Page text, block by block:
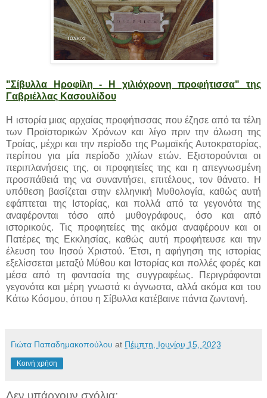
"Σίβυλλα Ηροφίλη - Η χιλιόχρονη προφήτισσα" της
Γαβριέλλας Κασουλίδου
Η ιστορία μιας αρχαίας προφήτισσας που έζησε από τα τέλη
των Προϊστορικών Χρόνων και λίγο πριν την άλωση της
Τροίας, μέχρι και την περίοδο της Ρωμαϊκής Αυτοκρατορίας,
περίπου για μία περίοδο χιλίων ετών. Εξιστορούνται οι
περιπλανήσεις της, οι προφητείες της και η απεγνωσμένη
προσπάθειά της να συναντήσει, επιτέλους, τον θάνατο. Η
υπόθεση βασίζεται στην ελληνική Μυθολογία, καθώς αυτή
εφάπτεται της Ιστορίας, και πολλά από τα γεγονότα της
αναφέρονται τόσο από μυθογράφους, όσο και από
ιστορικούς. Τις προφητείες της ακόμα αναφέρουν και οι
Πατέρες της Εκκλησίας, καθώς αυτή προφήτευσε και την
έλευση του Ιησού Χριστού. Έτσι, η αφήγηση της ιστορίας
εξελίσσεται μεταξύ Μύθου και Ιστορίας και πολλές φορές και
μέσα από τη φαντασία της συγγραφέως. Περιγράφονται
γεγονότα και μέρη γνωστά κι άγνωστα, αλλά ακόμα και του
Κάτω Κόσμου, όπου η Σίβυλλα κατέβαινε πάντα ζωντανή.
Γιώτα Παπαδημακοπούλου at Πέμπτη, Ιουνίου 15, 2023
Κοινή χρήση
Δεν υπάρχουν σχόλια: